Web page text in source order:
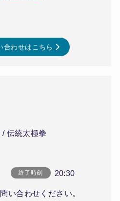
合わせはこちら
伝統太極拳
終了時刻 20:30
い合わせください。